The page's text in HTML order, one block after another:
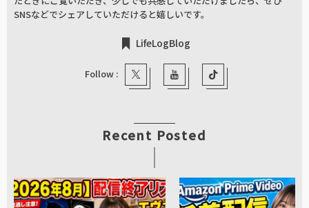
SNSなどでシェアしていただけると嬉しいです。
LifeLogBlog
Follow :
Recent Posted